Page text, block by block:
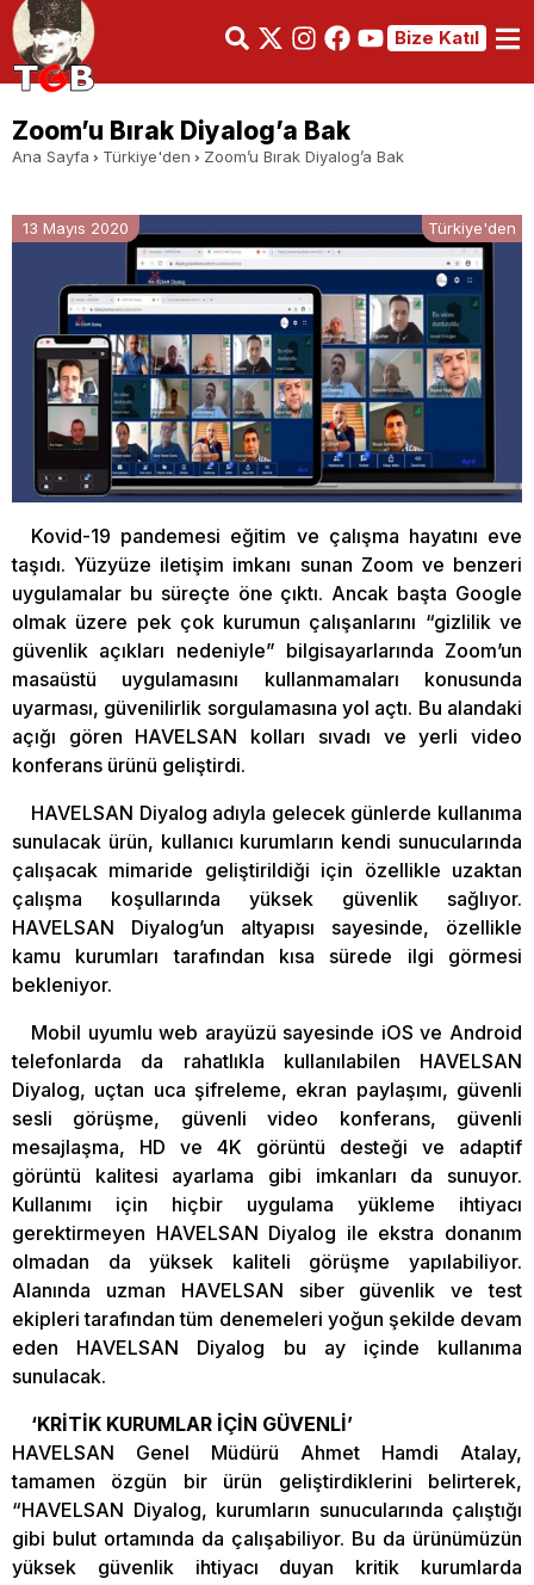
Bize Katıl
Zoom’u Bırak Diyalog’a Bak
Ana Sayfa Türkiye'den Zoom’u Bırak Diyalog’a Bak
13 Mayıs 2020 Türkiye'den
Kovid-19 pandemesi eğitim ve çalışma hayatını eve
taşıdı. Yüzyüze iletişim imkanı sunan Zoom ve benzeri
uygulamalar bu süreçte öne çıktı. Ancak başta Google
olmak üzere pek çok kurumun çalışanlarını “gizlilik ve
güvenlik açıkları nedeniyle” bilgisayarlarında Zoom’un
masaüstü uygulamasını kullanmamaları konusunda
uyarması, güvenilirlik sorgulamasına yol açtı. Bu alandaki
açığı gören HAVELSAN kolları sıvadı ve yerli video
konferans ürünü geliştirdi.
HAVELSAN Diyalog adıyla gelecek günlerde kullanıma
sunulacak ürün, kullanıcı kurumların kendi sunucularında
çalışacak mimaride geliştirildiği için özellikle uzaktan
çalışma koşullarında yüksek güvenlik sağlıyor.
HAVELSAN Diyalog’un altyapısı sayesinde, özellikle
kamu kurumları tarafından kısa sürede ilgi görmesi
bekleniyor.
Mobil uyumlu web arayüzü sayesinde iOS ve Android
telefonlarda da rahatlıkla kullanılabilen HAVELSAN
Diyalog, uçtan uca şifreleme, ekran paylaşımı, güvenli
sesli görüşme, güvenli video konferans, güvenli
mesajlaşma, HD ve 4K görüntü desteği ve adaptif
görüntü kalitesi ayarlama gibi imkanları da sunuyor.
Kullanımı için hiçbir uygulama yükleme ihtiyacı
gerektirmeyen HAVELSAN Diyalog ile ekstra donanım
olmadan da yüksek kaliteli görüşme yapılabiliyor.
Alanında uzman HAVELSAN siber güvenlik ve test
ekipleri tarafından tüm denemeleri yoğun şekilde devam
eden HAVELSAN Diyalog bu ay içinde kullanıma
sunulacak.
‘KRİTİK KURUMLAR İÇİN GÜVENLİ’
HAVELSAN Genel Müdürü Ahmet Hamdi Atalay,
tamamen özgün bir ürün geliştirdiklerini belirterek,
“HAVELSAN Diyalog, kurumların sunucularında çalıştığı
gibi bulut ortamında da çalışabiliyor. Bu da ürünümüzün
yüksek güvenlik ihtiyacı duyan kritik kurumlarda